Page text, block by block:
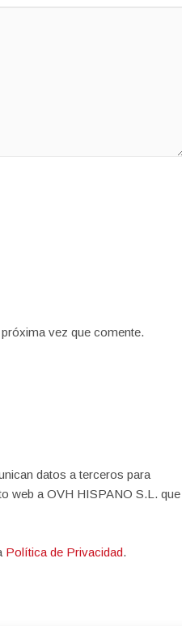
vez que comente.
datos a terceros para
web a OVH HISPANO S.L. que
Política de Privacidad.